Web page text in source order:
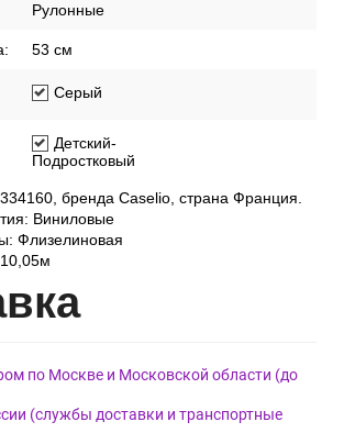
Рулонные
53 см
Серый
Детский-
Подростковый
бренда Caselio, страна Франция.
Виниловые
Флизелиновая
по Москве и Московской области (до
(службы доставки и транспортные